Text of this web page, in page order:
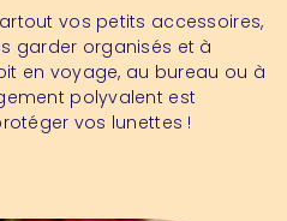
vos petits accessoires,
garder organisés et à
en voyage, au bureau ou à
polyvalent est
vos lunettes !